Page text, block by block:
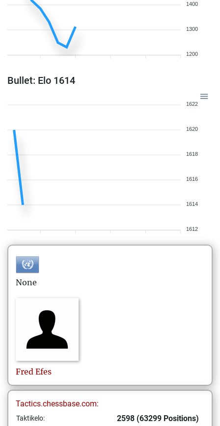
1400
1300
1200
Bullet: Elo 1614
1622
1620
1618
1616
1614
1612
None
Fred Efes
Tactics.chessbase.com:
Taktikelo: 2598 (63299 Positions)